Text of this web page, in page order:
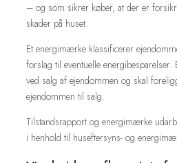
– og som sikrer køber, at der er
skader på huset.
​Et energimærke klassificerer
forslag til eventuelle
ved salg af ejendommen og skal
ejendommen til salg.
​Tilstandsrapport og energimærke
i henhold til huseftersyns- og